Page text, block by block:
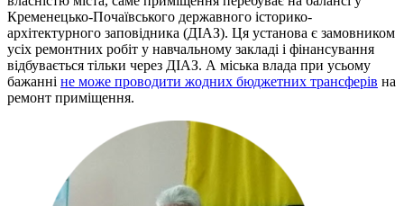
Кременецько-Почаївського державного історико-
архітектурного заповідника (ДІАЗ). Ця установа є замовником
усіх ремонтних робіт у навчальному закладі і фінансування
відбувається тільки через ДІАЗ. А міська влада при усьому
бажанні не може проводити жодних бюджетних трансферів на
ремонт приміщення.